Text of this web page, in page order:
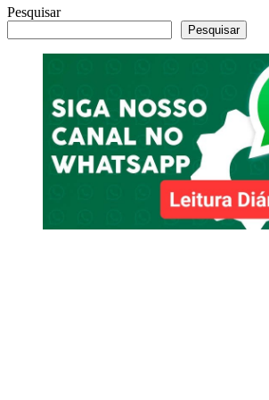
Pesquisar
Pesquisar